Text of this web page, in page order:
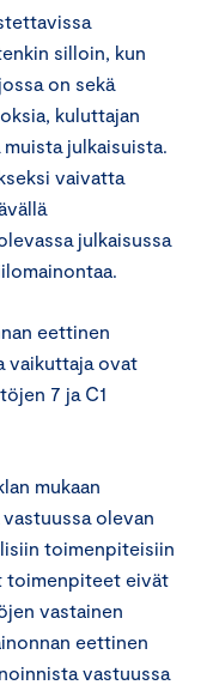
silloin, kun
on sekä
kuluttajan
julkaisuista.
vaivatta
julkaisussa
eettinen
vaikuttaja ovat
7 ja C1
mukaan
olevan
toimenpiteisiin
toimenpiteet eivät
vastainen
eettinen
vastuussa